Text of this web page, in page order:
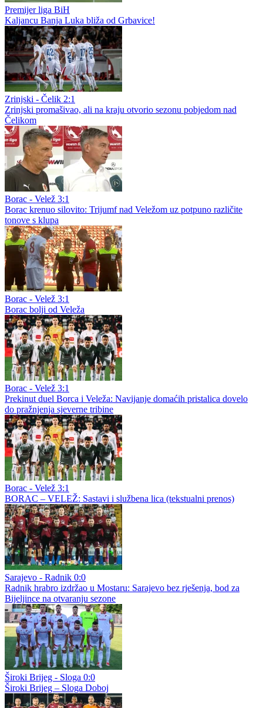
Prva liga RS
Nikša Tomašević prvi put odlazi iz matičnog kluba, napadač
slobodan u izboru sredine
Prva liga RS
Sutjeska sigurna u drugoj provjeri
Premijer liga BiH
Kaljancu Banja Luka bliža od Grbavice!
Zrinjski - Čelik 2:1
Zrinjski promašivao, ali na kraju otvorio sezonu pobjedom nad
Čelikom
Borac - Velež 3:1
Borac krenuo silovito: Trijumf nad Veležom uz potpuno različite
tonove s klupa
Borac - Velež 3:1
Borac bolji od Veleža
Borac - Velež 3:1
Prekinut duel Borca i Veleža: Navijanje domaćih pristalica dovelo
do pražnjenja sjeverne tribine